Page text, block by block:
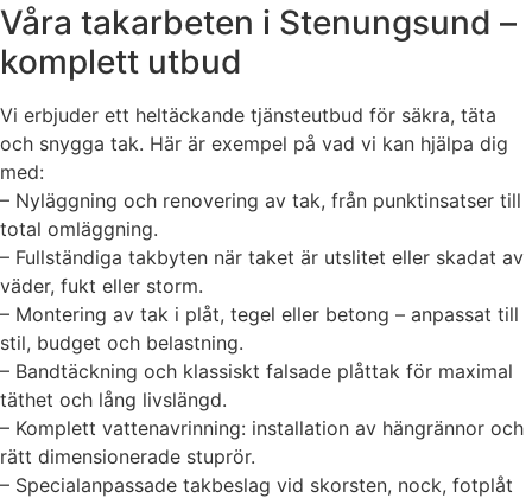
Våra takarbeten i Stenungsund –
komplett utbud
Vi erbjuder ett heltäckande tjänsteutbud för säkra, täta
och snygga tak. Här är exempel på vad vi kan hjälpa dig
med:
– Nyläggning och renovering av tak, från punktinsatser till
total omläggning.
– Fullständiga takbyten när taket är utslitet eller skadat av
väder, fukt eller storm.
– Montering av tak i plåt, tegel eller betong – anpassat till
stil, budget och belastning.
– Bandtäckning och klassiskt falsade plåttak för maximal
täthet och lång livslängd.
– Komplett vattenavrinning: installation av hängrännor och
rätt dimensionerade stuprör.
– Specialanpassade takbeslag vid skorsten, nock, fotplåt